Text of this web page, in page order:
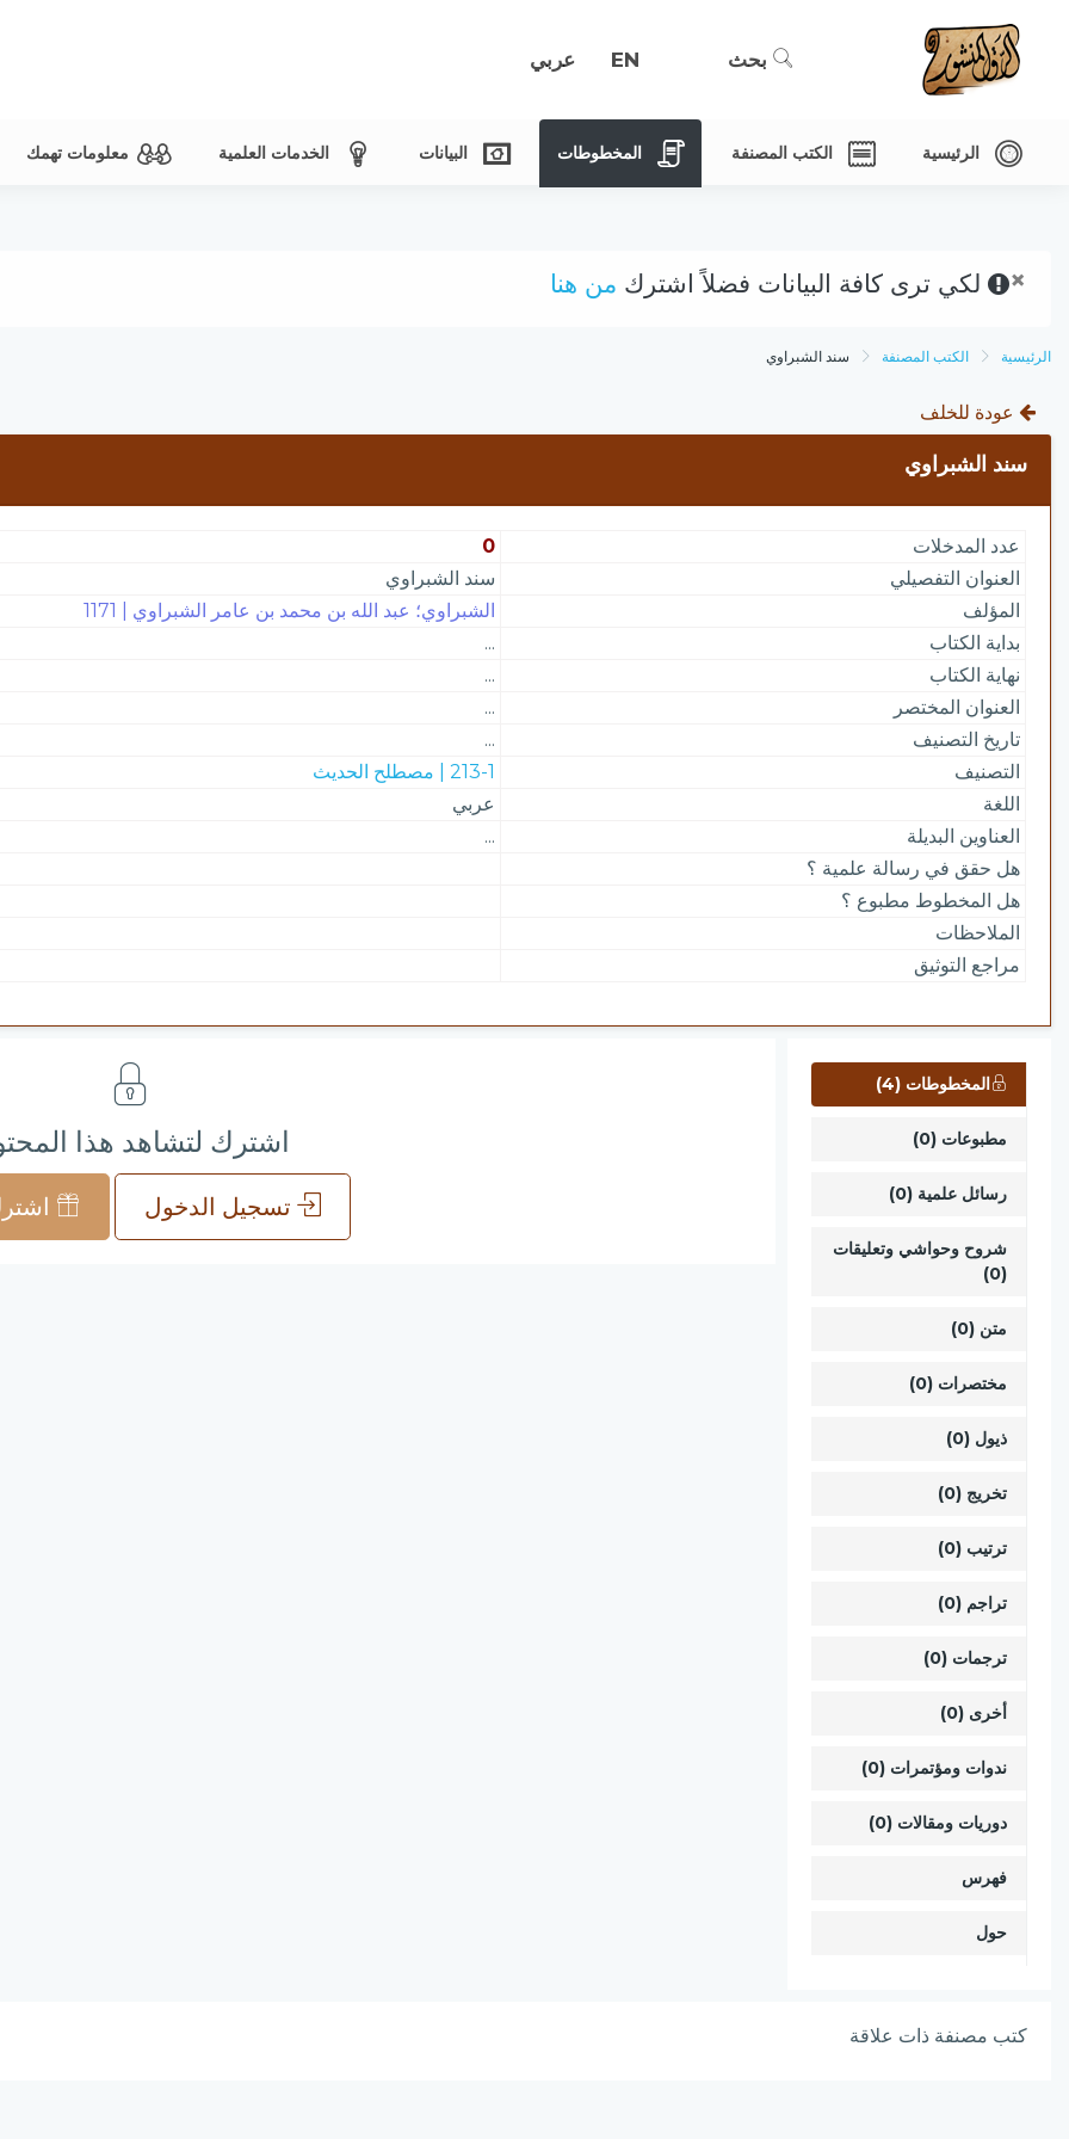
بحث EN عربي
الرئيسية الكتب المصنفة المخطوطات البيانات الخدمات العلمية معلومات تهمك
× لكي ترى كافة البيانات فضلاً اشترك من هنا
الرئيسية الكتب المصنفة سند الشبراوي
عودة للخلف
سند الشبراوي
عدد المدخلات
0
العنوان التفصيلي
سند الشبراوي
المؤلف
الشبراوي؛ عبد الله بن محمد بن عامر الشبراوي | 1171
بداية الكتاب
...
نهاية الكتاب
...
العنوان المختصر
...
تاريخ التصنيف
...
التصنيف
213-1 | مصطلح الحديث
اللغة
عربي
العناوين البديلة
...
هل حقق في رسالة علمية ؟
هل المخطوط مطبوع ؟
الملاحظات
مراجع التوثيق
المخطوطات (4)
مطبوعات (0)
رسائل علمية (0)
شروح وحواشي وتعليقات
(0)
متن (0)
مختصرات (0)
ذيول (0)
تخريج (0)
ترتيب (0)
تراجم (0)
ترجمات (0)
أخرى (0)
ندوات ومؤتمرات (0)
دوريات ومقالات (0)
فهرس
حول
اشترك لتشاهد هذا
تسجيل الدخول
كتب مصنفة ذات علاقة